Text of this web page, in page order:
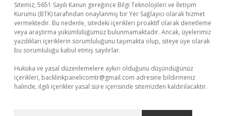
Sitemiz, 5651 Sayılı Kanun gereğince Bilgi Teknolojileri ve İletişim
Kurumu (BTK) tarafından onaylanmış bir Yer Sağlayıcı olarak hizmet
vermektedir. Bu nedenle, sitedeki içerikleri proaktif olarak denetleme
veya araştırma yükümlülüğümüz bulunmamaktadır. Ancak, üyelerimiz
yazdıkları içeriklerin sorumluluğunu taşımakta olup, siteye üye olarak
bu sorumluluğu kabul etmiş sayılırlar.
Hukuka ve yasal düzenlemelere aykırı olduğunu düşündüğünüz
içerikleri, backlinkpanelicomtr@gmail.com adresine bildirmeniz
halinde, ilgili içerikler yasal süre içerisinde sitemizden kaldırılacaktır.